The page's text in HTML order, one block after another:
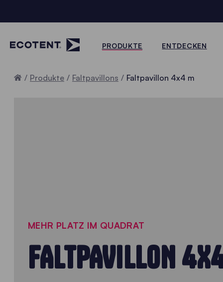
PRODUKTE ENTDECKEN
Home
Produkte Faltpavillons Faltpavillon 4x4 m
MEHR PLATZ IM QUADRAT
FALTPAVILLON